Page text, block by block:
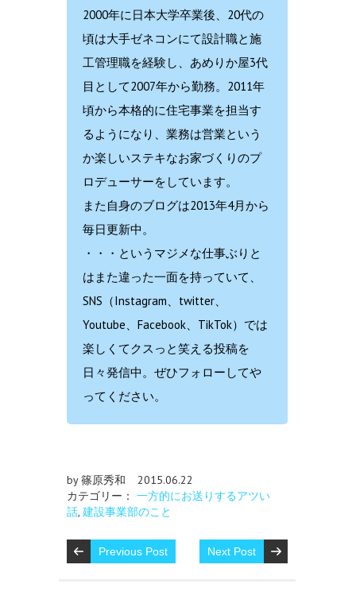
2000年に日本大学卒業後、20代の
頃は大手ゼネコンにて設計職と施
工管理職を経験し、あめりか屋3代
目として2007年から勤務。2011年
頃から本格的に住宅事業を担当す
るようになり、業務は営業という
か楽しいステキなお家づくりのプ
ロデューサーをしています。
また自身のブログは2013年4月から
毎日更新中。
・・・というマジメな仕事ぶりと
はまた違った一面を持っていて、
SNS（Instagram、twitter、
Youtube、Facebook、TikTok）では
楽しくてクスっと笑える投稿を
日々発信中。ぜひフォローしてや
ってください。
by 篠原秀和
2015.06.22
カテゴリー： 一方的にお送りするアツい
話, 建設事業部のこと
Previous Post Next Post